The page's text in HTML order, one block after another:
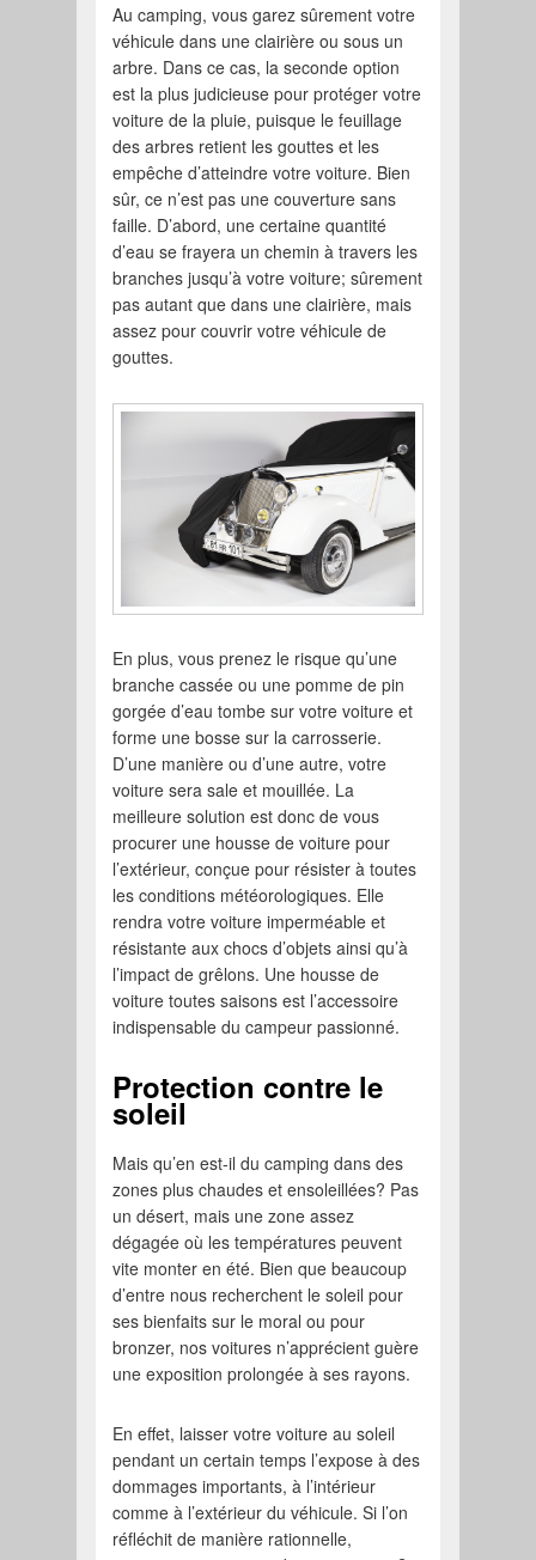
Au camping, vous garez sûrement votre
véhicule dans une clairière ou sous un
arbre. Dans ce cas, la seconde option
est la plus judicieuse pour protéger votre
voiture de la pluie, puisque le feuillage
des arbres retient les gouttes et les
empêche d’atteindre votre voiture. Bien
sûr, ce n’est pas une couverture sans
faille. D’abord, une certaine quantité
d’eau se frayera un chemin à travers les
branches jusqu’à votre voiture; sûrement
pas autant que dans une clairière, mais
assez pour couvrir votre véhicule de
gouttes.
En plus, vous prenez le risque qu’une
branche cassée ou une pomme de pin
gorgée d’eau tombe sur votre voiture et
forme une bosse sur la carrosserie.
D’une manière ou d’une autre, votre
voiture sera sale et mouillée. La
meilleure solution est donc de vous
procurer une housse de voiture pour
l’extérieur, conçue pour résister à toutes
les conditions météorologiques. Elle
rendra votre voiture imperméable et
résistante aux chocs d’objets ainsi qu’à
l’impact de grêlons. Une housse de
voiture toutes saisons est l’accessoire
indispensable du campeur passionné.
Protection contre le
soleil
Mais qu’en est-il du camping dans des
zones plus chaudes et ensoleillées? Pas
un désert, mais une zone assez
dégagée où les températures peuvent
vite monter en été. Bien que beaucoup
d’entre nous recherchent le soleil pour
ses bienfaits sur le moral ou pour
bronzer, nos voitures n’apprécient guère
une exposition prolongée à ses rayons.
En effet, laisser votre voiture au soleil
pendant un certain temps l’expose à des
dommages importants, à l’intérieur
comme à l’extérieur du véhicule. Si l’on
réfléchit de manière rationnelle,